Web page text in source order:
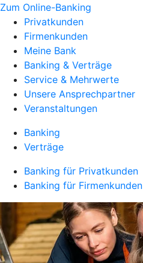
Zum Online-Banking
Privatkunden
Firmenkunden
Meine Bank
Banking & Verträge
Service & Mehrwerte
Unsere Ansprechpartner
Veranstaltungen
Banking
Verträge
Banking für Privatkunden
Banking für Firmenkunden